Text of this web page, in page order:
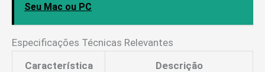
Seu Mac ou PC
Especificações Técnicas Relevantes
Característica
Descrição